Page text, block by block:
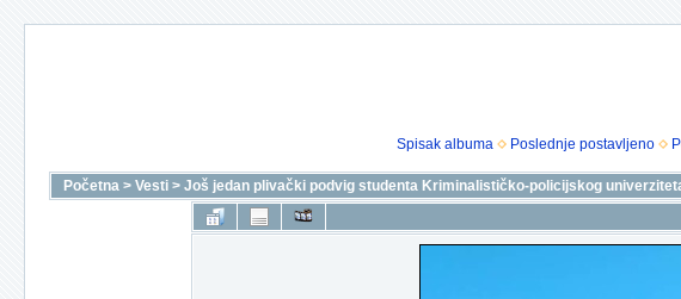
Spisak albuma
Poslednje postavljeno
Početna > Vesti > Još jedan plivački podvig studenta Kriminalističko-policijskog